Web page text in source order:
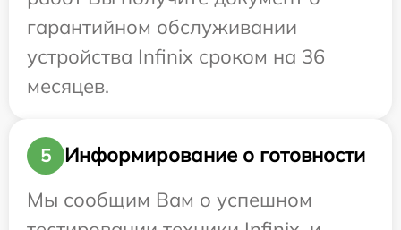
гарантийном обслуживании
устройства Infinix сроком на 36
месяцев.
5
Информирование о готовности
Мы сообщим Вам о успешном